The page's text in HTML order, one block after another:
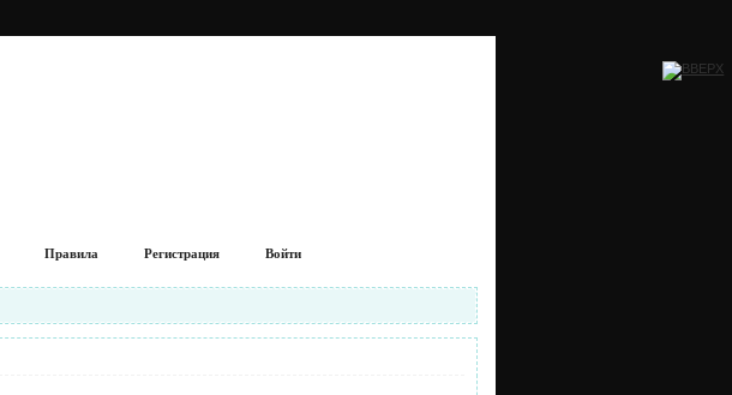
Правила Регистрация Войти